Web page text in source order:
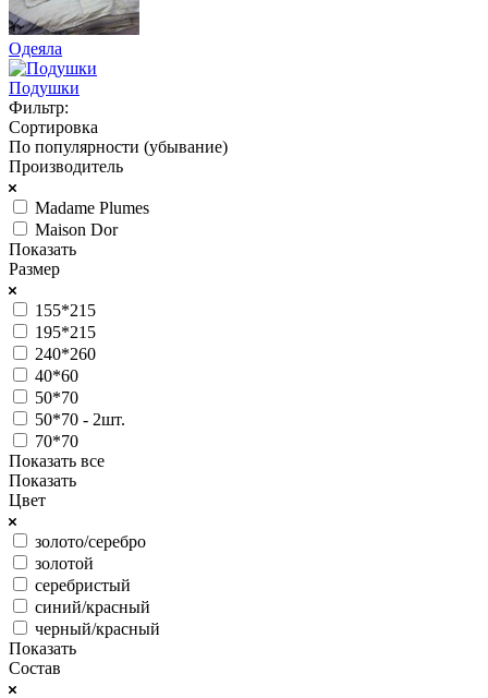
Одеяла
Подушки
Фильтр:
Сортировка
По популярности (убывание)
Производитель
Madame Plumes
Maison Dor
Показать
Размер
155*215
195*215
240*260
40*60
50*70
50*70 - 2шт.
70*70
Показать все
Показать
Цвет
золото/серебро
золотой
серебристый
синий/красный
черный/красный
Показать
Состав